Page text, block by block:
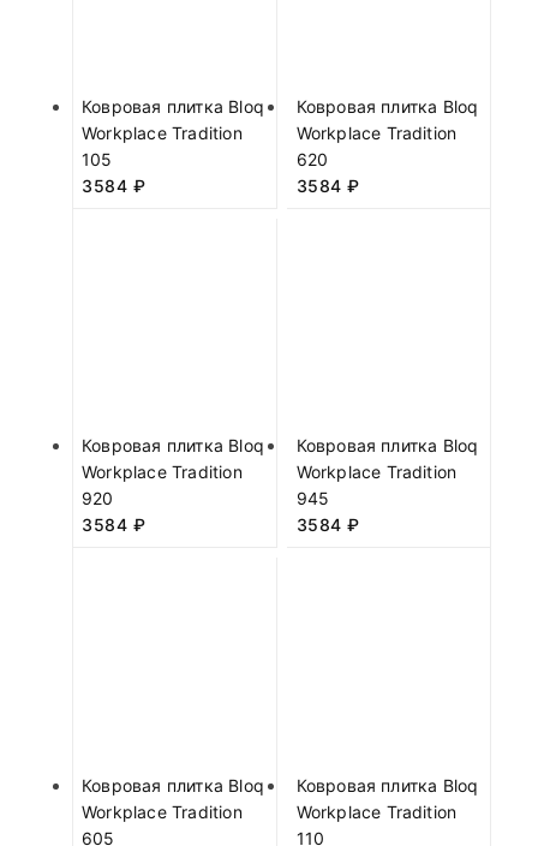
Ковровая плитка Bloq
Workplace Tradition
105
3584 ₽
Ковровая плитка Bloq
Workplace Tradition
620
3584 ₽
Ковровая плитка Bloq
Workplace Tradition
920
3584 ₽
Ковровая плитка Bloq
Workplace Tradition
945
3584 ₽
Ковровая плитка Bloq
Workplace Tradition
605
Ковровая плитка Bloq
Workplace Tradition
110